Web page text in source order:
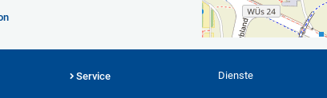
Service Dienste